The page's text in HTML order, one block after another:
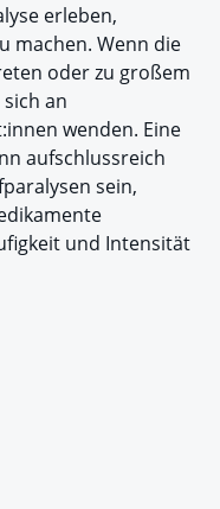
erleben,
machen. Wenn die
oder zu großem
an
wenden. Eine
aufschlussreich
sein,
und Intensität